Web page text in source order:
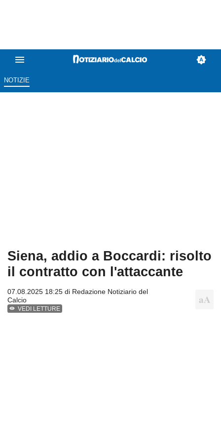
NOTIZIE
Siena, addio a Boccardi: risolto
il contratto con l'attaccante
07.08.2025 18:25 di Redazione Notiziario del
Calcio
VEDI LETTURE